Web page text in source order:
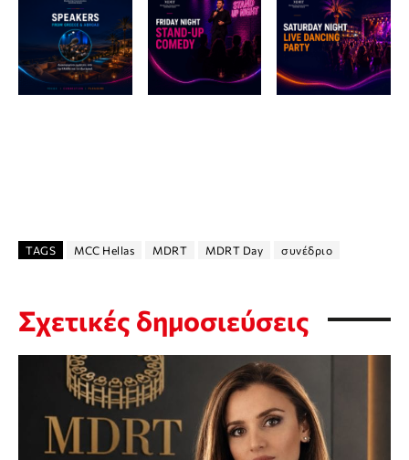
TAGS MCC Hellas MDRT MDRT Day συνέδριο
Σχετικές δημοσιεύσεις